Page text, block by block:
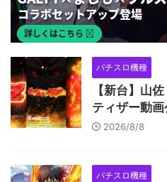
パチスロ機種
【新台】山
ティザー動
2026/8/8
パチスロ機種